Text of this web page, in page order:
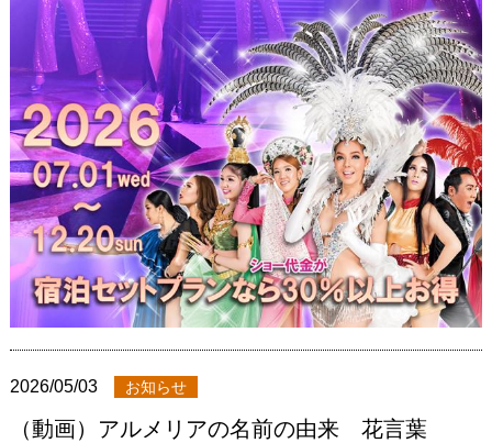
2026/05/03 お知らせ
（動画）アルメリアの名前の由来 花言葉